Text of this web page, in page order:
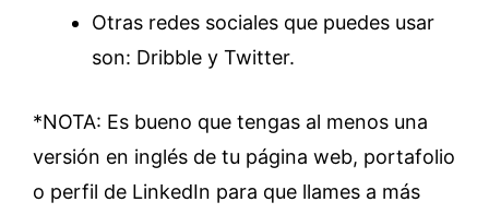
Otras redes sociales que puedes usar
son: Dribble y Twitter.
*NOTA: Es bueno que tengas al menos una
versión en inglés de tu página web, portafolio
o perfil de LinkedIn para que llames a más